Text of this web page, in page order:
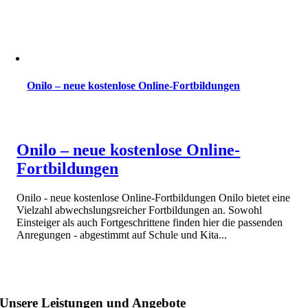
Onilo – neue kostenlose Online-Fortbildungen
Onilo – neue kostenlose Online-
Fortbildungen
Onilo - neue kostenlose Online-Fortbildungen Onilo bietet eine
Vielzahl abwechslungsreicher Fortbildungen an. Sowohl
Einsteiger als auch Fortgeschrittene finden hier die passenden
Anregungen - abgestimmt auf Schule und Kita...
Unsere Leistungen und Angebote